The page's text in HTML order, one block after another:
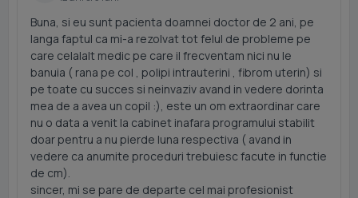
Buna, si eu sunt pacienta doamnei doctor de 2 ani, pe
langa faptul ca mi-a rezolvat tot felul de probleme pe
care celalalt medic pe care il frecventam nici nu le
banuia ( rana pe col , polipi intrauterini , fibrom uterin) si
pe toate cu succes si neinvaziv avand in vedere dorinta
mea de a avea un copil :), este un om extraordinar care
nu o data a venit la cabinet inafara programului stabilit
doar pentru a nu pierde luna respectiva ( avand in
vedere ca anumite proceduri trebuiesc facute in functie
de cm).
sincer, mi se pare de departe cel mai profesionist